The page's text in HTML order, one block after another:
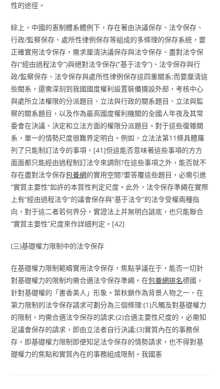
性的途徑。
綜上，中國的憲制體系體例下，存在著由決議保存、法令保存、
行政/監察保存、處所性律例保存等組成的多條理的保存系統，要
正確實用法令保存，需求厘清決議保存與法令保存、盡對法令保
存(“經由過程法令”)與絕對法令保存(“基于法令”)、法令保存與行
政/監察保存、法令保存與處所性律例保存這四重關系;而要厘清這
些關系，還需深刻到我國國度權利設置裝備擺設外部，考核中心
與處所立法權限的分派題目、立法與行政的關系題目、立法與監
察的關系題目，以及作為最高國度權利機關的全國人年夜及其常
委會在決議、決定和立法方面的權限分派題目。對于這些復雜關
系，單一的情勢尺度很難界定明白。例如，立法法第11條具體羅
列了只能制訂法令的事項，[41]但這能否意味著這些事項的方方
面面都只能經由過程制訂法令來調劑?在這些事項之外，能否就不
存在盡對法令保存包養網的實用空間?要答覆這些題目，必需引進
“實質主要性”如許的本質性判定尺度。此外，法令保存準繩在實際
上有“經由過程法令”的議會保存與“基于法令”的法令受權兩種指
向，對于這二者若何界分，實證法上并無明白謎底，也只能聯合
“實質主要性”尺度來作詳細判定。[42]
(三)基礎權力限制中的法令保存
在基礎權力限制範疇實用法令保存，焦點爭議在于，能否一切針
對基礎權力的限制均需合適法令保存準繩。在包養網排名德國，
針對基礎權的「書香美人」形象。葉秋鎖作為背景人物之一，在
第力限制的法令保存請求可劃分為三個條理:(1)凡觸及對基礎權力
的限制，均需合適法令保存的請求;(2)合適主要性尺度的，必需知
足議會保存的請求，即由立法者自行決議;(3)實質內在的事務保
存，即基礎權力限制即便知足法令保存的情勢請求，也不得對基
礎權力的焦點和實質內在的事務組成限制。我國憲